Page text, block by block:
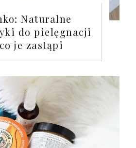
Naturalne
do pielęgnacji
je zastąpi